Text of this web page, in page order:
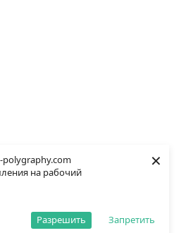
polygraphy.com
на рабочий
Запретить
Разрешить
×
© Expert-Polygraphy.com